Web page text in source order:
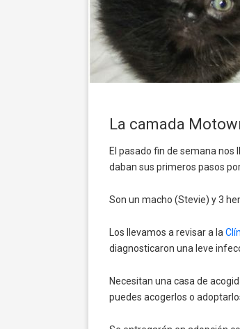
La camada
El pasado fin de semana nos
daban sus primeros pasos
Son un macho (Stevie) y 3
Los llevamos a revisar a la
diagnosticaron una leve
Necesitan una casa de
puedes acogerlos o